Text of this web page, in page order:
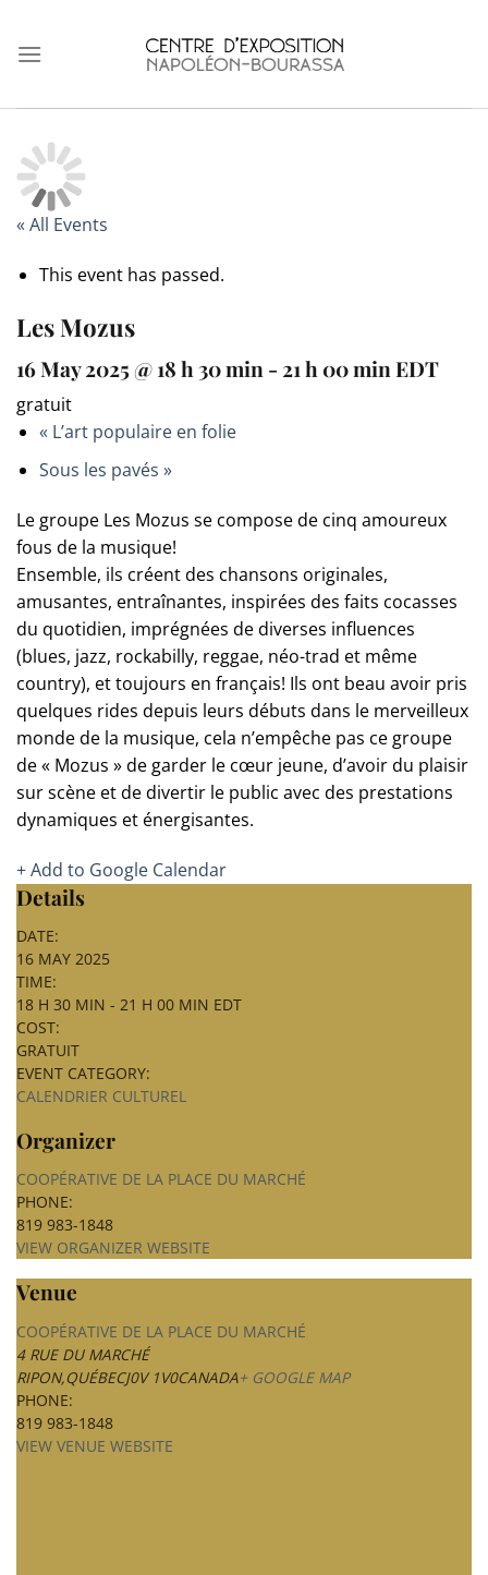
content
« All Events
This event has passed.
Les Mozus
16 May 2025 @ 18 h 30 min - 21 h 00 minEDT
gratuit
«L’art populaire en folie
Sous les pavés »
Le groupe Les Mozus se compose de cinq amoureux
fous de la musique!
Ensemble, ils créent des chansons originales,
amusantes, entraînantes, inspirées des faits cocasses
du quotidien, imprégnées de diverses influences
(blues, jazz, rockabilly, reggae, néo-trad et même
country), et toujours en français! Ils ont beau avoir pris
quelques rides depuis leurs débuts dans le merveilleux
monde de la musique, cela n’empêche pas ce groupe
de « Mozus » de garder le cœur jeune, d’avoir du plaisir
sur scène et de divertir le public avec des prestations
dynamiques et énergisantes.
+ Add to Google Calendar
Details
DATE:
16 MAY 2025
TIME:
18 H 30 MIN - 21 H 00 MIN EDT
COST:
GRATUIT
EVENT CATEGORY:
CALENDRIER CULTUREL
Organizer
COOPÉRATIVE DE LA PLACE DU MARCHÉ
PHONE:
819 983-1848
VIEW ORGANIZER WEBSITE
Venue
COOPÉRATIVE DE LA PLACE DU MARCHÉ
4 RUE DU MARCHÉ
RIPON,QUÉBECJ0V 1V0CANADA+ GOOGLE MAP
PHONE:
819 983-1848
VIEW VENUE WEBSITE